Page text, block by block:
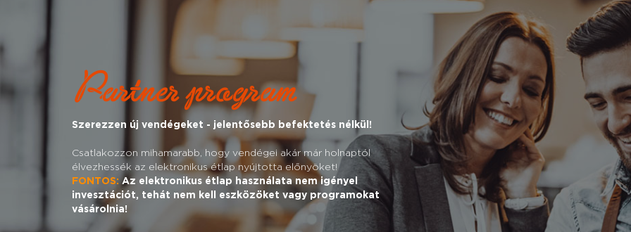
Partner program
Szerezzen új vendégeket - jelentősebb befektetés nélkül!
Csatlakozzon mihamarabb, hogy vendégei akár már holnaptól
élvezhessék az elektronikus étlap nyújtotta előnyöket!
FONTOS: Az elektronikus étlap használata nem igényel
invesztációt, tehát nem kell eszközöket vagy programokat
vásárolnia!